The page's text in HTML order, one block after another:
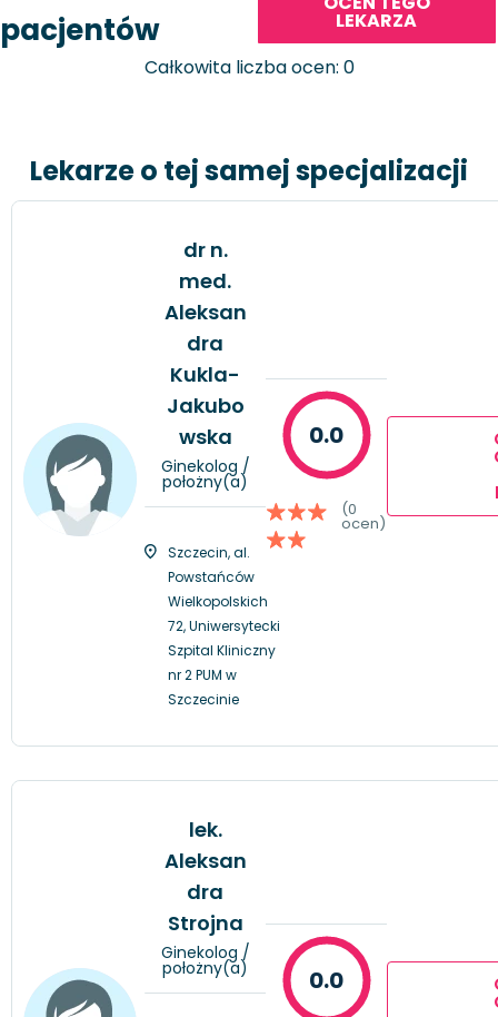
pacjentów
LEKARZA
Całkowita liczba ocen: 0
Lekarze o tej samej specjalizacji
dr n.
med.
Aleksan
dra
Kukla-
Jakubo
wska
Ginekolog /
położny(a)
Szczecin, al.
Powstańców
Wielkopolskich
72, Uniwersytecki
Szpital Kliniczny
nr 2 PUM w
Szczecinie
0.0
(0
ocen)
lek.
Aleksan
dra
Strojna
Ginekolog /
położny(a) 0.0